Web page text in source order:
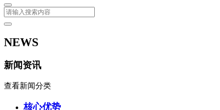
NEWS
新闻资讯
查看新闻分类
核心优势